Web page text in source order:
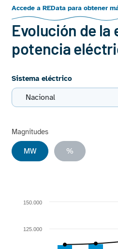
Accede a REData para obtener
Evolución de
potencia
Sistema eléctrico
Magnitudes
MW %
The chart has 1 Y axis
125.000
150.000